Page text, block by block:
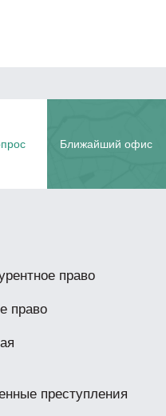
Ближайший офис
право
право
преступления